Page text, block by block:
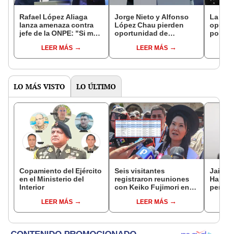
Rafael López Aliaga
lanza amenaza contra
jefe de la ONPE: "Si me
ver las oficinas y no sé
si quede vivo"
LEER MÁS
Jorge Nieto y Alfonso
López Chau pierden
oportunidad de
del debate presidencial
LEER MÁS
La
LO MÁS VISTO LO ÚLTIMO
Copamiento del Ejército
en el Ministerio del
Interior
LEER MÁS
Seis visitantes
registraron reuniones
con Keiko Fujimori en
presidenta se
encontraba en Junín
LEER MÁS